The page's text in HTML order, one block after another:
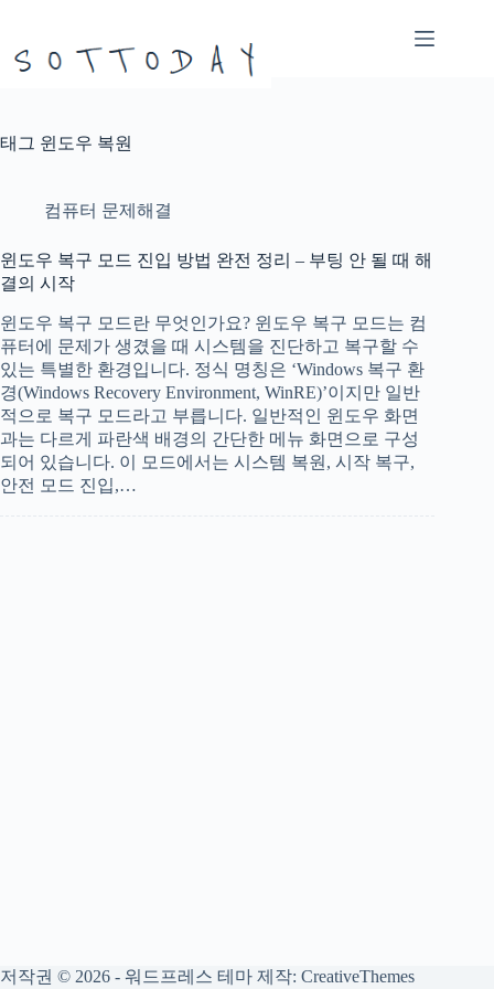
으
뛰
태그 윈도우 복원
컴퓨터 문제해결
윈도우 복구 모드 진입 방법 완전 정리 – 부팅 안 될 때 해
결의 시작
윈도우 복구 모드란 무엇인가요? 윈도우 복구 모드는 컴
퓨터에 문제가 생겼을 때 시스템을 진단하고 복구할 수
있는 특별한 환경입니다. 정식 명칭은 ‘Windows 복구 환
경(Windows Recovery Environment, WinRE)’이지만 일반
적으로 복구 모드라고 부릅니다. 일반적인 윈도우 화면
과는 다르게 파란색 배경의 간단한 메뉴 화면으로 구성
되어 있습니다. 이 모드에서는 시스템 복원, 시작 복구,
안전 모드 진입,…
저작권 © 2026 - 워드프레스 테마 제작: CreativeThemes